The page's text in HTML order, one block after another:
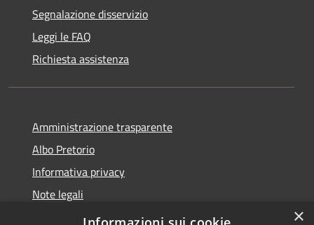
Segnalazione disservizio
Leggi le FAQ
Richiesta assistenza
Amministrazione trasparente
Albo Pretorio
Informativa privacy
Note legali
Dichiarazione di accessibilità
×